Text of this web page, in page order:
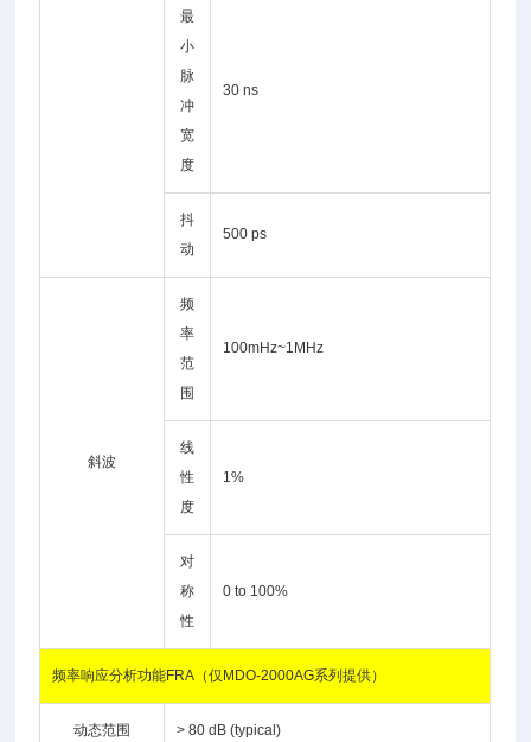
最
小
脉
冲
宽
度
30 ns
抖
动
500 ps
斜波
频
率
范
围
100mHz~1MHz
线
性
度
1%
对
称
性
0 to 100%
频率响应分析功能FRA（仅MDO-2000AG系列提供）
动态范围 > 80 dB (typical)